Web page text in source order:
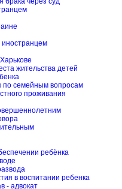
иностранцем
жительства детей
по семейным вопросам
проживания
ребёнка
в воспитании ребенка
- адвокат